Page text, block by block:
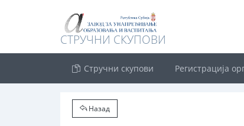
СТРУЧНИ СКУПОВИ
Стручни скупови Регистрација
Назад